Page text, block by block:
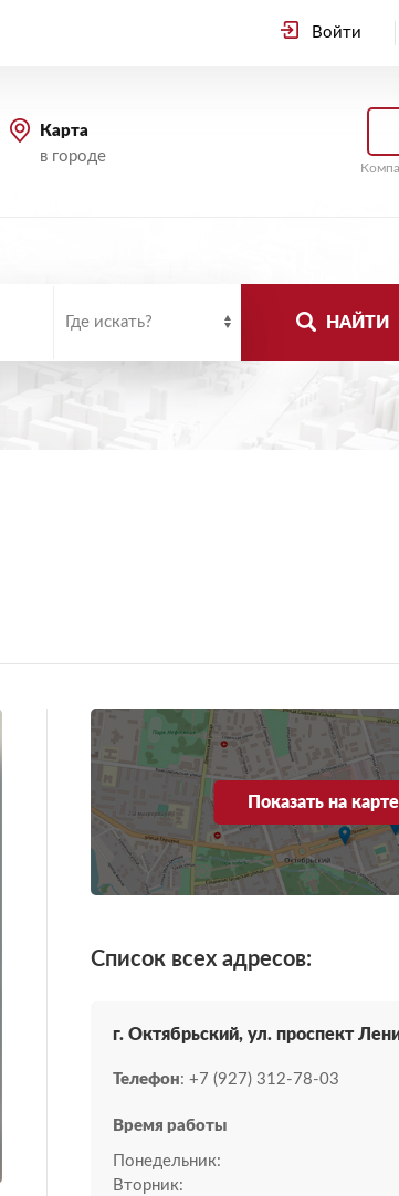
Войти
Карта
в городе
НАЙТИ
Показать на карте
Список всех адресов:
г. Октябрьский, ул. проспект
Телефон: +7 (927) 312-78-03
Время работы
Понедельник:
Вторник: